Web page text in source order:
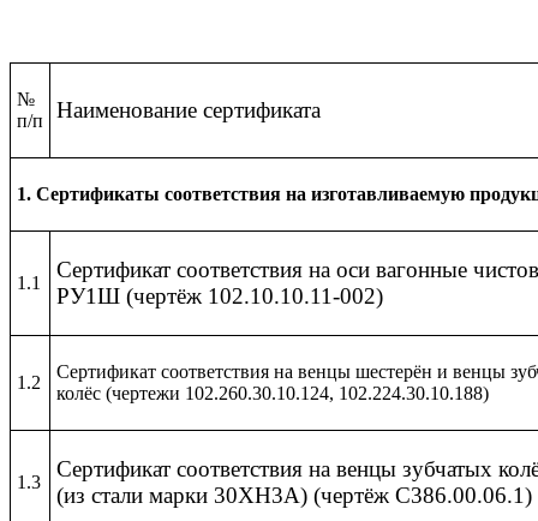
№
п/п
Наименование сертификата
1. Сертификаты соответствия на изготавливаемую
1.1
Сертификат соответствия на оси вагонные
РУ1Ш (чертёж 102.10.10.11-002)
1.2
Сертификат соответствия на венцы шестерён и венцы
колёс (чертежи 102.260.30.10.124, 102.224.30.10.188)
1.3
Сертификат соответствия на венцы зубчатых
(из стали марки 30ХН3А) (чертёж С386.00.06.1)